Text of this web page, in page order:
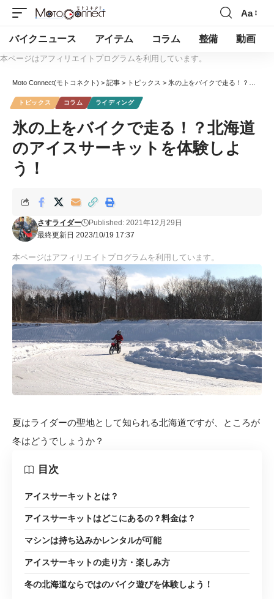
Aa
バイクニュース アイテム コラム 整備 動画
本ページはアフィリエイトプログラムを利用しています。
Moto Connect(モトコネクト) > 記事 > トピックス > 氷の上をバイクで走る！？北海道のアイスサーキットを体験しよう！
トピックス コラム ライディング
氷の上をバイクで走る！？北海道
のアイスサーキットを体験しよ
う！
最終更新日 2023/10/19 17:37
さすライダー Published: 2021年12月29日
本ページはアフィリエイトプログラムを利用しています。
夏はライダーの聖地として知られる北海道ですが、ところが
冬はどうでしょうか？
目次
アイスサーキットとは？
アイスサーキットはどこにあるの？料金は？
マシンは持ち込みかレンタルが可能
アイスサーキットの走り方・楽しみ方
冬の北海道ならではのバイク遊びを体験しよう！